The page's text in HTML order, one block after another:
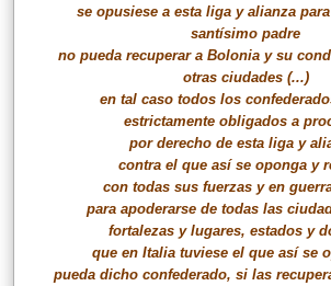
se opusiese a esta liga y alianza
santísimo padre
no pueda recuperar a Bolonia y su
otras ciudades (...)
en tal caso todos los
estrictamente obligados a
por derecho de esta liga y
contra el que así se oponga y
con todas sus fuerzas y en
para apoderarse de todas las
fortalezas y lugares, estados y
que en Italia tuviese el que así se
pueda dicho confederado, si las